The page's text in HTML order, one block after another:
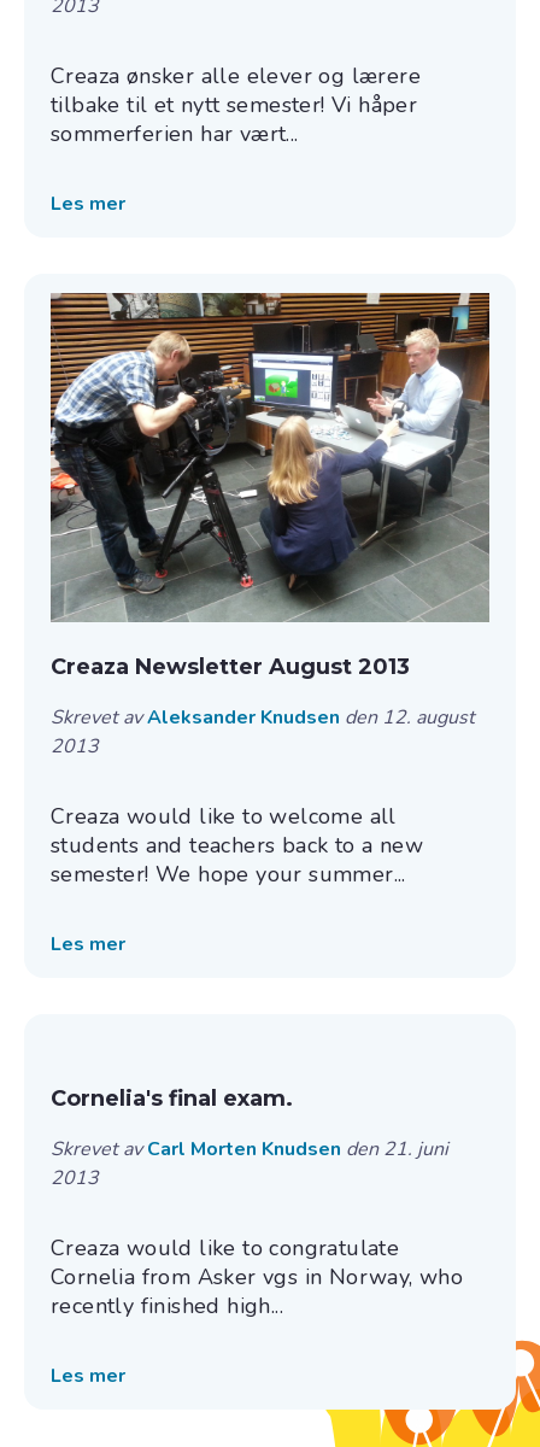
2013
Creaza ønsker alle elever og lærere
tilbake til et nytt semester! Vi håper
sommerferien har vært...
Les mer
Creaza Newsletter August 2013
Skrevet avAleksander Knudsen den 12. august
2013
Creaza would like to welcome all
students and teachers back to a new
semester! We hope your summer...
Les mer
Cornelia's final exam.
Skrevet avCarl Morten Knudsen den 21. juni
2013
Creaza would like to congratulate
Cornelia from Asker vgs in Norway, who
recently finished high...
Les mer